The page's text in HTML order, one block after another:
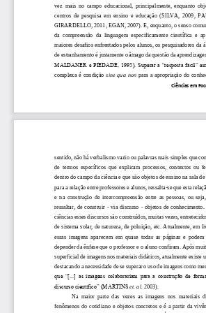
Ciências em
vez  mais  no  campo  educacional,  principalmente,  enquanto
centros  de  pesquisa  em  ensino  e  educação  (SILVA,  2009,
GIRARDELLO, 2011, EGAN, 2007). E, enquanto, o senso
da  compreensão  da  linguagem  especificamente  científica  e
maiores desafios enfrentados pelos alunos, os pesquisadores da
de estranhamento é justamente o âmago da questão da
MALDANER e PIEDADE, 1995). Superar a “resposta fácil”
complexa  é  condição sine  qua  non para  a  apropriação  do
sentido, não há verbalismo vazio ou palavras mais simples que
de  termos  específicos  que  explicam  processos,  contextos  ou
dentro do campo da ciência e que são objetos de ensino na sala
para a relação entreprofessores e alunos, ressalta-se que esta
e  na  construção  de  intercompreensão  entre  as  pessoas,  ou
ressaltar,  de  construir - via  discurso - objetos  de  conhecimento.
ciências esses discursos são construídos, muitas vezes,
de sistema solar, de natureza, de poluição, etc. Atualmente, em
essas  imagens  aparecem  em  quase  todas  as  páginas  e
depender da ênfase que o professor e o aluno confiram. Após
superficial de imagens nos materiais didáticos, atualmente existe
destacando a necessidade de se superar o uso de imagens como
que “[...] as imagens colaborariam para a construção de
discurso científico” (MARTINS et. al. 2003).
Na  maior  parte  das  vezes  as  imagens  nos  materiais
fenômenos  do  cotidiano  e objetos  concretos  e  é  a  partir  da